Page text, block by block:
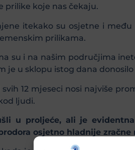
prilike koje nas čekaju.
itekako su osjetne i
prilikama.
su i na našim područjima
je u sklopu istog dana
12 mjeseci nosi najviše
ljudi.
u proljeće, ali je
osjetno hladnije zračne